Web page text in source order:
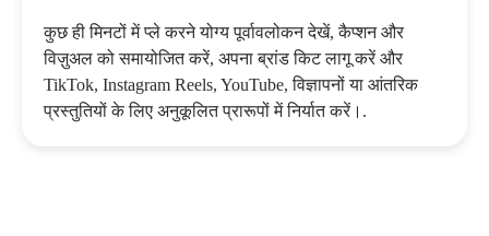
कुछ ही मिनटों में प्ले करने योग्य पूर्वावलोकन देखें, कैप्शन और
विज़ुअल को समायोजित करें, अपना ब्रांड किट लागू करें और
TikTok, Instagram Reels, YouTube, विज्ञापनों या आंतरिक
प्रस्तुतियों के लिए अनुकूलित प्रारूपों में निर्यात करें।.